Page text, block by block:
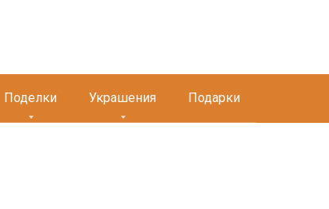
Поделки Украшения Подарки